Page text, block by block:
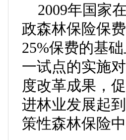
2009年国家
政森林保险保
25%保费的基
一试点的实施
度改革成果，
进林业发展起
策性森林保险